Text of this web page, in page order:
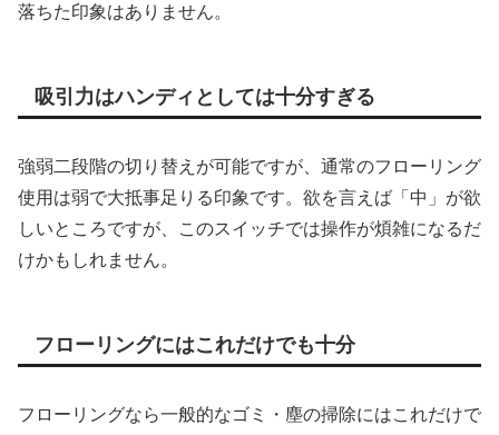
落ちた印象はありません。
吸引力はハンディとしては十分すぎる
強弱二段階の切り替えが可能ですが、通常のフローリング
使用は弱で大抵事足りる印象です。欲を言えば「中」が欲
しいところですが、このスイッチでは操作が煩雑になるだ
けかもしれません。
フローリングにはこれだけでも十分
フローリングなら一般的なゴミ・塵の掃除にはこれだけで